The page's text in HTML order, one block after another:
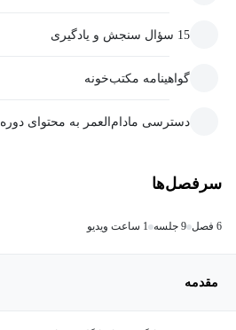
15 سؤال سنجش و یادگیری
گواهینامه مکتب‌خونه
دسترسی مادام‌العمر به محتوای دوره
سرفصل‌ها
6 فصل 9 جلسه 1 ساعت ویدیو
مقدمه